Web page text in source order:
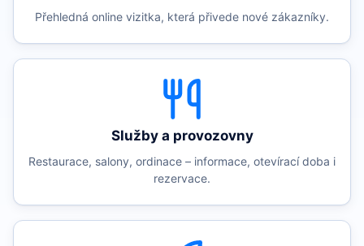
Přehledná online vizitka, která přivede nové zákazníky.
Služby a provozovny
Restaurace, salony, ordinace – informace, otevírací doba i
rezervace.